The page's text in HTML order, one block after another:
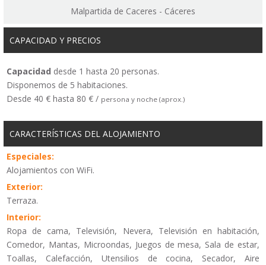
Malpartida de Caceres - Cáceres
CAPACIDAD Y PRECIOS
Capacidad desde 1 hasta 20 personas.
Disponemos de 5 habitaciones.
Desde 40 € hasta 80 € / persona y noche (aprox.)
CARACTERÍSTICAS DEL ALOJAMIENTO
Especiales:
Alojamientos con WiFi.
Exterior:
Terraza.
Interior:
Ropa de cama, Televisión, Nevera, Televisión en habitación,
Comedor, Mantas, Microondas, Juegos de mesa, Sala de estar,
Toallas, Calefacción, Utensilios de cocina, Secador, Aire